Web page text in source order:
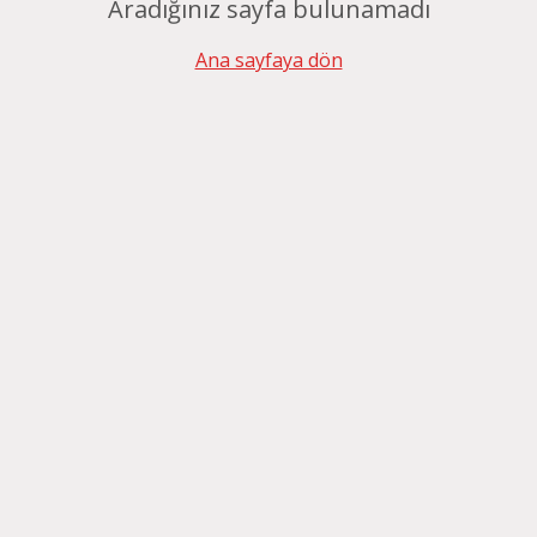
Aradığınız sayfa bulunamadı
Ana sayfaya dön